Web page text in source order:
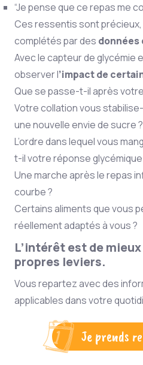
“Je pense que ce repas me
Ces ressentis sont
complétés par des
Avec le capteur de glycémie
observer l’impact de
Que se passe-t-il après
Votre collation vous
une nouvelle envie de sucre ?
L’ordre dans lequel vous
t-il votre réponse glycémique
Une marche après le repas
courbe ?
Certains aliments que vous
réellement adaptés à vous ?
L’intérêt est de
propres leviers.
Vous repartez avec des
applicables dans votre
Je prends